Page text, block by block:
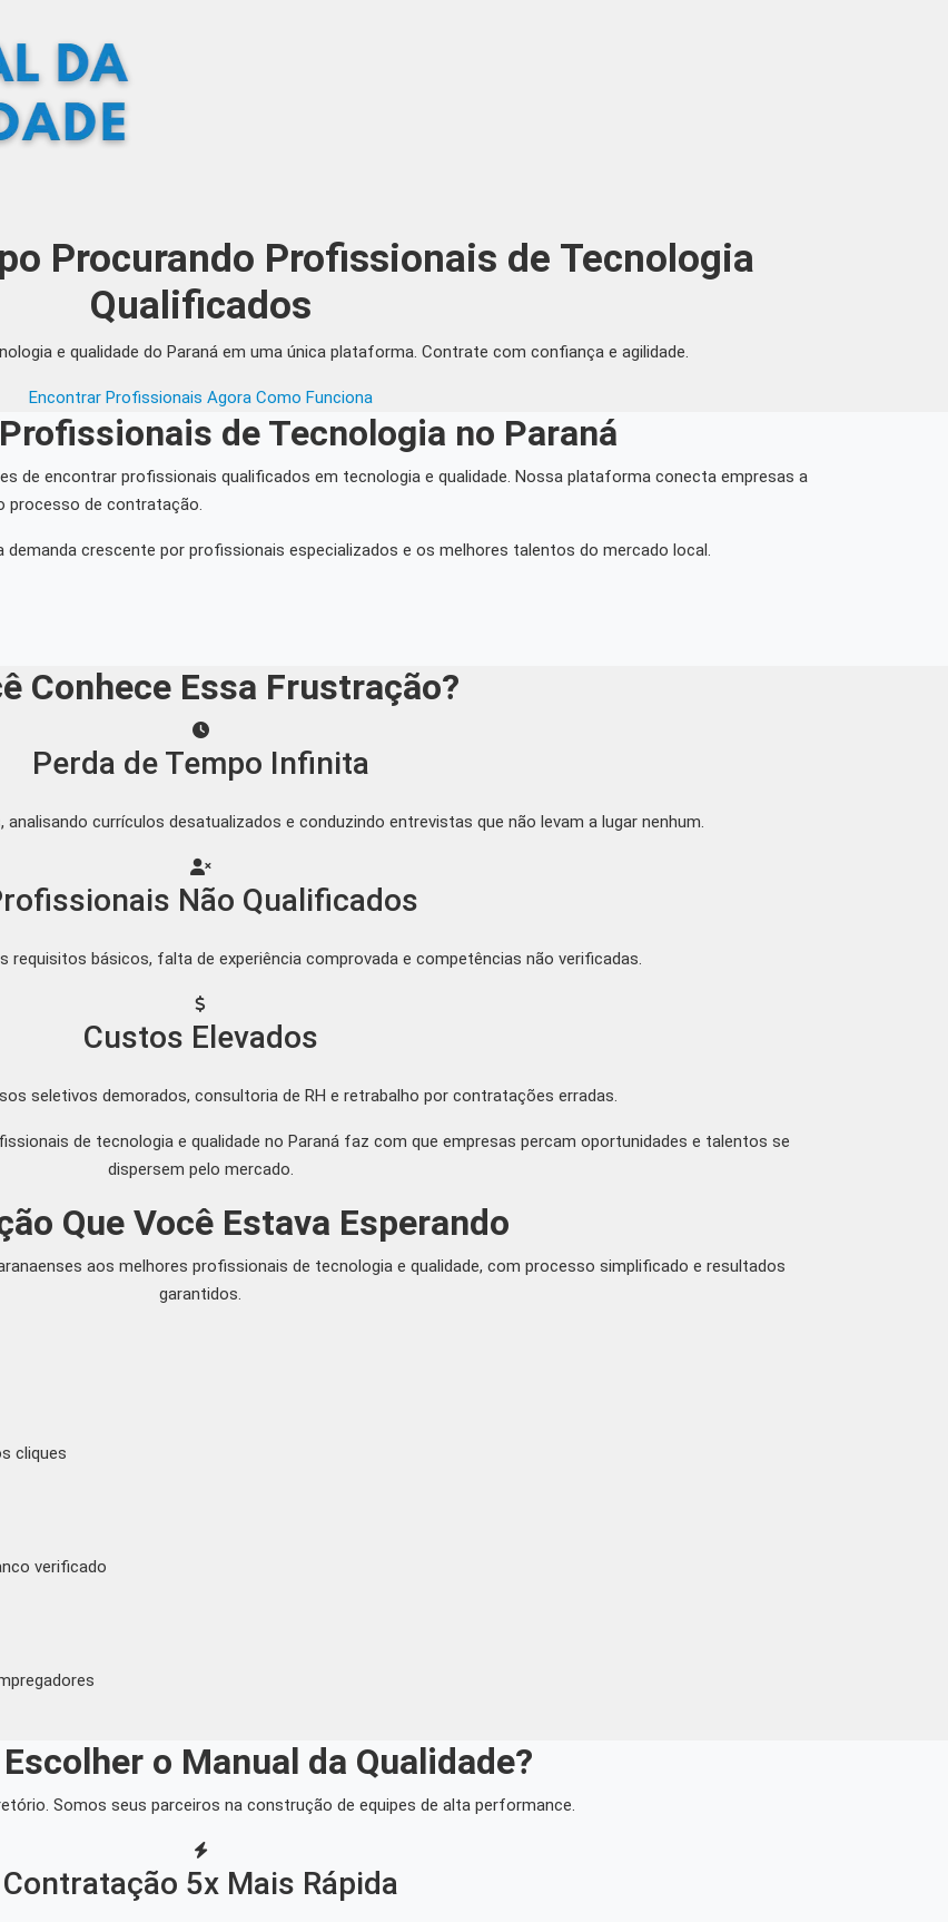
Procurando Profissionais de Tecnologia
Qualificados
e qualidade do Paraná em uma única plataforma. Contrate com confiança e agilidade.
Encontrar Profissionais Agora Como Funciona
de Tecnologia no Paraná
de encontrar profissionais qualificados em tecnologia e qualidade. Nossa plataforma conecta empresas a
processo de contratação.
crescente por profissionais especializados e os melhores talentos do mercado local.
Conhece Essa Frustração?
Perda de Tempo Infinita
currículos desatualizados e conduzindo entrevistas que não levam a lugar nenhum.
Não Qualificados
requisitos básicos, falta de experiência comprovada e competências não verificadas.
Custos Elevados
seletivos demorados, consultoria de RH e retrabalho por contratações erradas.
de tecnologia e qualidade no Paraná faz com que empresas percam oportunidades e talentos se
dispersem pelo mercado.
Que Você Estava Esperando
aos melhores profissionais de tecnologia e qualidade, com processo simplificado e resultados
garantidos.
cliques
verificado
o Manual da Qualidade?
Somos seus parceiros na construção de equipes de alta performance.
Contratação 5x Mais Rápida